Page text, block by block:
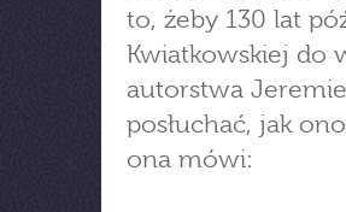
to, żeby 130 lat
Kwiatkowskiej do
autorstwa
posłuchać, jak
ona mówi: